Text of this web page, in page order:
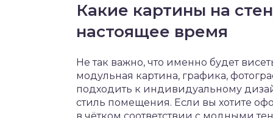
Какие картины на
настоящее время
Не так важно, что именно будет
модульная картина, графика,
подходить к индивидуальному
стиль помещения. Если вы хотите